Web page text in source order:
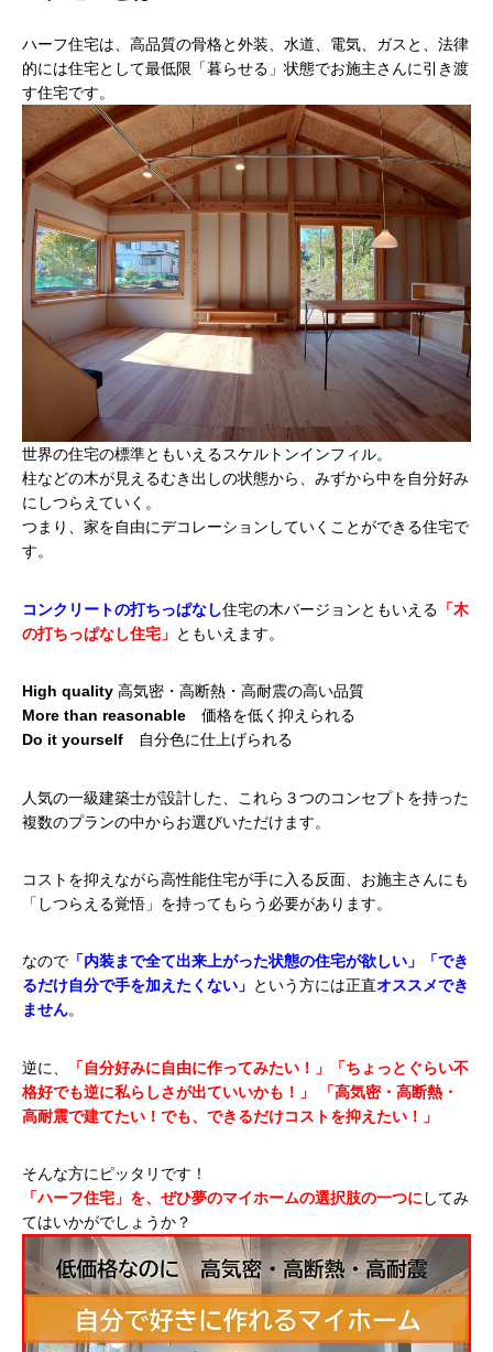
ハーフ住宅は、高品質の骨格と外装、水道、電気、ガスと、法律
的には住宅として最低限「暮らせる」状態でお施主さんに引き渡
す住宅です。
世界の住宅の標準ともいえるスケルトンインフィル。
柱などの木が見えるむき出しの状態から、みずから中を自分好み
にしつらえていく。
つまり、家を自由にデコレーションしていくことができる住宅で
す。
コンクリートの打ちっぱなし住宅の木バージョンともいえる 「木
の打ちっぱなし住宅」 ともいえます。
High quality 高気密・高断熱・高耐震の高い品質
More than reasonable 価格を低く抑えられる
Do it yourself 自分色に仕上げられる
人気の一級建築士が設計した、
これら３つのコンセプトを持った
複数のプランの中からお選びいただけます。
コストを抑えながら高性能住宅が手に入る反面、お施主さんにも
「しつらえる覚悟」を持ってもらう必要があります。
なので 「内装まで全て出来上がった状態の住宅が欲しい」「でき
るだけ自分で手を加えたくない」 という方には正直オススメでき
ません。
逆に、
「自分好みに自由に作ってみたい！」「ちょっとぐらい不
格好でも逆に私らしさが出ていいかも！」
「高気密・高断熱・
高耐震で建てたい！でも、できるだけコストを抑えたい！」
そんな方にピッタリです！
「ハーフ住宅」を、ぜひ夢のマイホームの選択肢の一つに してみ
てはいかがでしょうか？